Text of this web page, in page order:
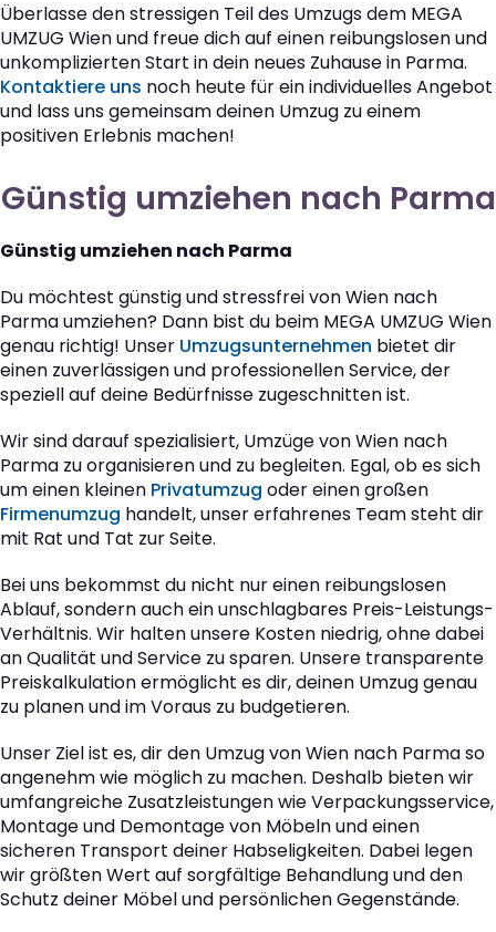
Überlasse den stressigen Teil des Umzugs dem MEGA
UMZUG Wien und freue dich auf einen reibungslosen und
unkomplizierten Start in dein neues Zuhause in Parma.
Kontaktiere uns noch heute für ein individuelles Angebot
und lass uns gemeinsam deinen Umzug zu einem
positiven Erlebnis machen!
Günstig umziehen nach Parma
Günstig umziehen nach Parma
Du möchtest günstig und stressfrei von Wien nach
Parma umziehen? Dann bist du beim MEGA UMZUG Wien
genau richtig! Unser Umzugsunternehmen bietet dir
einen zuverlässigen und professionellen Service, der
speziell auf deine Bedürfnisse zugeschnitten ist.
Wir sind darauf spezialisiert, Umzüge von Wien nach
Parma zu organisieren und zu begleiten. Egal, ob es sich
um einen kleinen Privatumzug oder einen großen
Firmenumzug handelt, unser erfahrenes Team steht dir
mit Rat und Tat zur Seite.
Bei uns bekommst du nicht nur einen reibungslosen
Ablauf, sondern auch ein unschlagbares Preis-Leistungs-
Verhältnis. Wir halten unsere Kosten niedrig, ohne dabei
an Qualität und Service zu sparen. Unsere transparente
Preiskalkulation ermöglicht es dir, deinen Umzug genau
zu planen und im Voraus zu budgetieren.
Unser Ziel ist es, dir den Umzug von Wien nach Parma so
angenehm wie möglich zu machen. Deshalb bieten wir
umfangreiche Zusatzleistungen wie Verpackungsservice,
Montage und Demontage von Möbeln und einen
sicheren Transport deiner Habseligkeiten. Dabei legen
wir größten Wert auf sorgfältige Behandlung und den
Schutz deiner Möbel und persönlichen Gegenstände.